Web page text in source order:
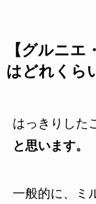
【グルニエ
はどれくら
はっきりした
と思います。
一般的に、ミ